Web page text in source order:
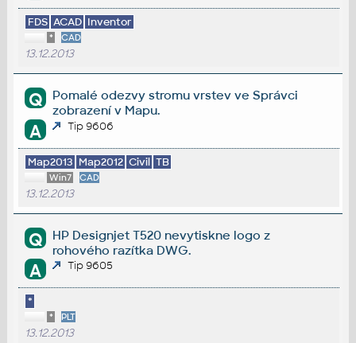
FDS ACAD Inventor
* CAD
13.12.2013
Q
Pomalé odezvy stromu vrstev ve Správci
zobrazení v Mapu.
A Tip 9606
Map2013 Map2012 Civil TB
Win7 CAD
13.12.2013
Q
HP Designjet T520 nevytiskne logo z
rohového razítka DWG.
A Tip 9605
*
* PLT
13.12.2013